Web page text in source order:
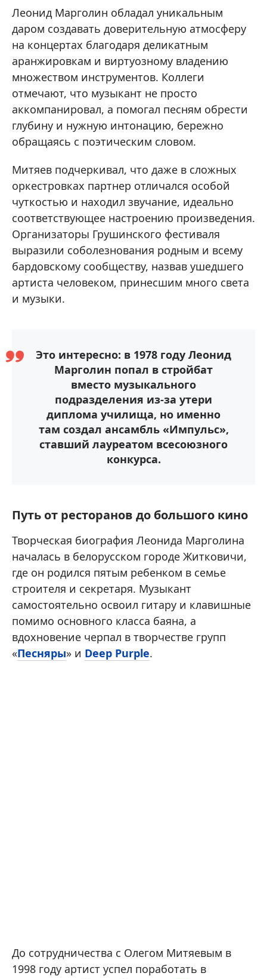
Леонид Марголин обладал уникальным
даром создавать доверительную атмосферу
на концертах благодаря деликатным
аранжировкам и виртуозному владению
множеством инструментов. Коллеги
отмечают, что музыкант не просто
аккомпанировал, а помогал песням обрести
глубину и нужную интонацию, бережно
обращаясь с поэтическим словом.
Митяев подчеркивал, что даже в сложных
оркестровках партнер отличался особой
чуткостью и находил звучание, идеально
соответствующее настроению произведения.
Организаторы Грушинского фестиваля
выразили соболезнования родным и всему
бардовскому сообществу, назвав ушедшего
артиста человеком, принесшим много света
и музыки.
Это интересно: в 1978 году Леонид
Марголин попал в стройбат
вместо музыкального
подразделения из-за утери
диплома училища, но именно
там создал ансамбль «Импульс»,
ставший лауреатом всесоюзного
конкурса.
Путь от ресторанов до большого кино
Творческая биография Леонида Марголина
началась в белорусском городе Житковичи,
где он родился пятым ребенком в семье
строителя и секретаря. Музыкант
самостоятельно освоил гитару и клавишные
помимо основного класса баяна, а
вдохновение черпал в творчестве групп
«Песняры» и Deep Purple.
До сотрудничества с Олегом Митяевым в
1998 году артист успел поработать в